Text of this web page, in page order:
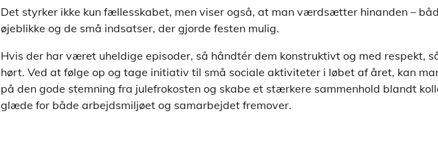
Det styrker ikke kun fællesskabet, men viser også, at man værdsætter hinanden –
øjeblikke og de små indsatser, der gjorde festen mulig.
Hvis der har været uheldige episoder, så håndtér dem konstruktivt og med respekt,
hørt. Ved at følge op og tage initiativ til små sociale aktiviteter i løbet af året, kan
på den gode stemning fra julefrokosten og skabe et stærkere sammenhold blandt
glæde for både arbejdsmiljøet og samarbejdet fremover.